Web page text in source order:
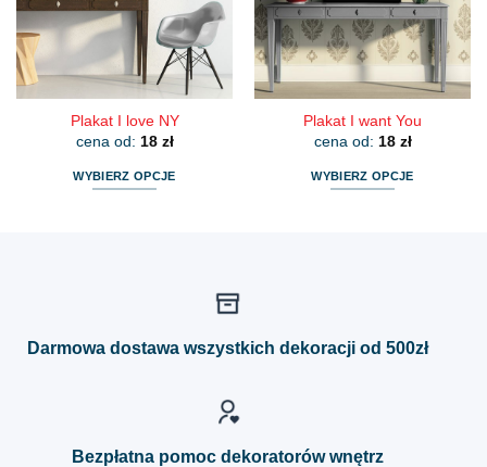
wybrać
na
stronie
produktu
wybrać
na
stronie
produktu
Plakat I love NY
cena od: 18 zł
WYBIERZ OPCJE
Plakat I want You
cena od: 18 zł
WYBIERZ OPCJE
można
Darmowa dostawa wszystkich dekoracji od 500zł
Bezpłatna pomoc dekoratorów wnętrz